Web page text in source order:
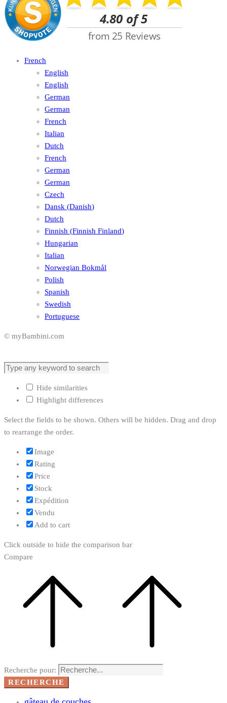
French
English
English
German
German
French
Italian
Dutch
French
German
German
Czech
Dansk (Danish)
Dutch
Finnish (Finnish Finland)
Hungarian
Italian
Norwegian Bokmål
Polish
Spanish
Swedish
Portuguese
© myBambini.com
Hide similarities
Highlight differences
Select the fields to be shown. Others will be hidden. Drag and drop
to rearrange the order.
Image
Rating
Price
Stock
Expédition
Vendu
Add to cart
Click outside to hide the comparison bar
Compare
Recherche pour:
RECHERCHE